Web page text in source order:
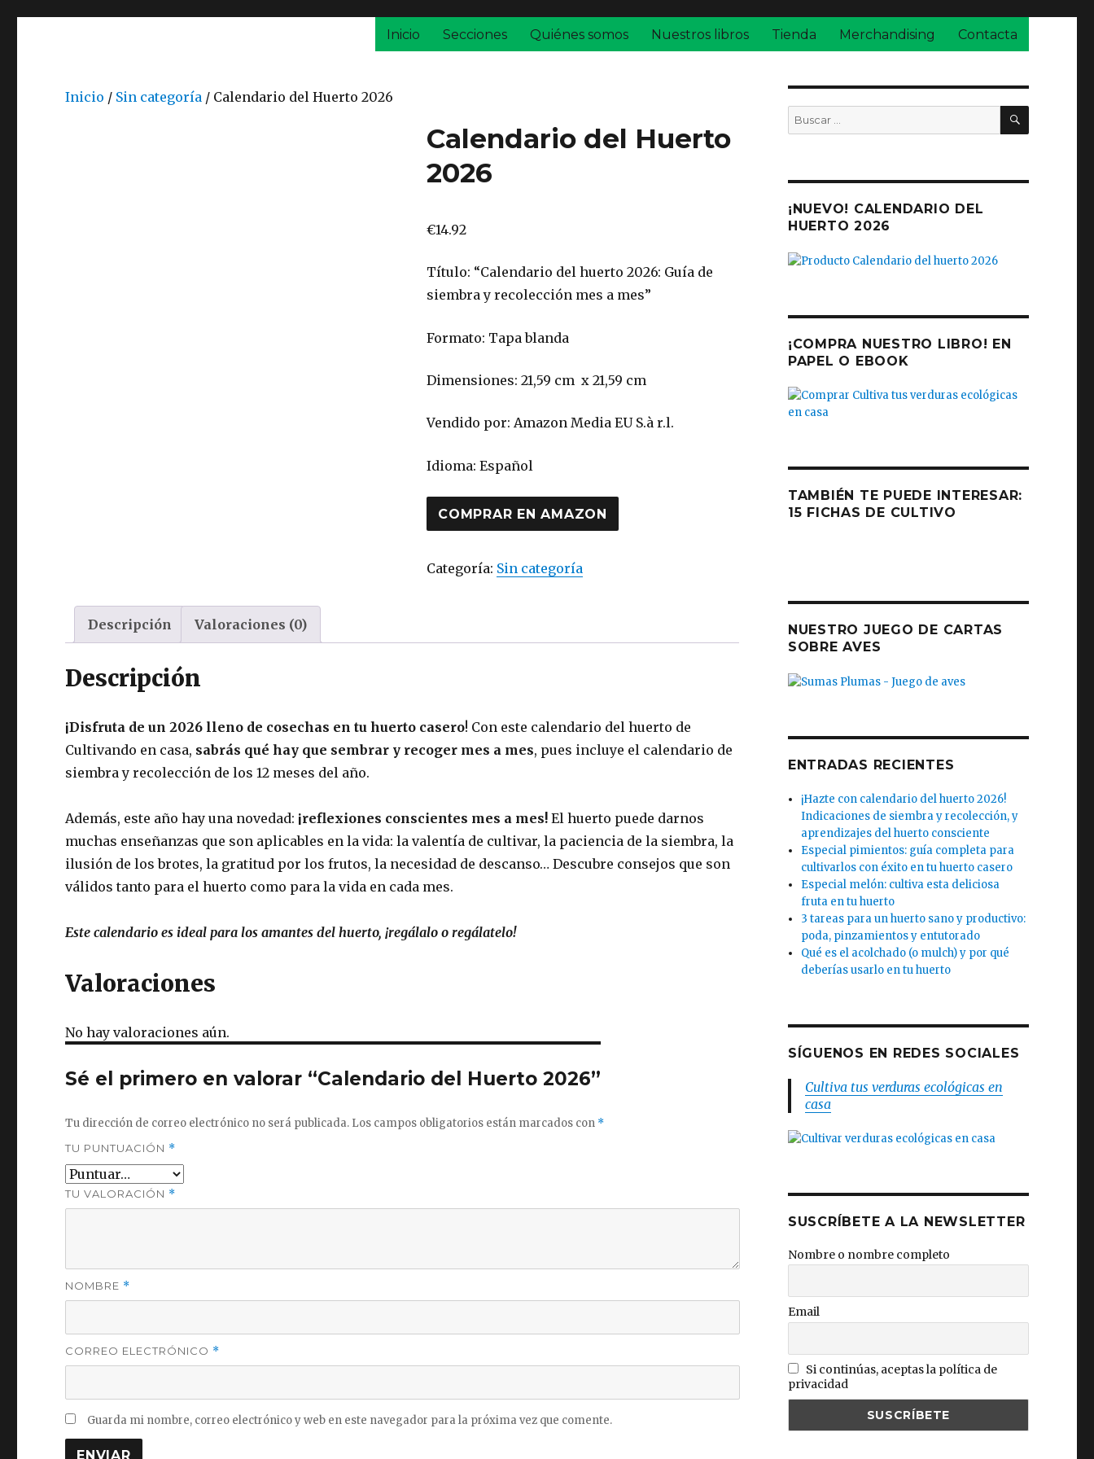
Inicio Secciones Quiénes somos Nuestros libros Tienda Merchandising Contacta
Inicio / Sin categoría / Calendario del Huerto 2026
Calendario del Huerto
2026
€14.92
Título: “Calendario del huerto 2026: Guía de
siembra y recolección mes a mes”
Formato: Tapa blanda
Dimensiones: 21,59 cm x 21,59 cm
Vendido por: Amazon Media EU S.à r.l.
Idioma: Español
COMPRAR EN AMAZON
Categoría: Sin categoría
Descripción Valoraciones (0)
Descripción
¡Disfruta de un 2026 lleno de cosechas en tu huerto casero! Con este calendario del huerto de
Cultivando en casa, sabrás qué hay que sembrar y recoger mes a mes, pues incluye el calendario de
siembra y recolección de los 12 meses del año.
Además, este año hay una novedad: ¡reflexiones conscientes mes a mes! El huerto puede darnos
muchas enseñanzas que son aplicables en la vida: la valentía de cultivar, la paciencia de la siembra, la
ilusión de los brotes, la gratitud por los frutos, la necesidad de descanso… Descubre consejos que son
válidos tanto para el huerto como para la vida en cada mes.
Este calendario es ideal para los amantes del huerto, ¡regálalo o regálatelo!
Valoraciones
No hay valoraciones aún.
Sé el primero en valorar “Calendario del Huerto 2026”
Tu dirección de correo electrónico no será publicada. Los campos obligatorios están marcados con *
TU PUNTUACIÓN *
TU VALORACIÓN *
NOMBRE *
CORREO ELECTRÓNICO *
Guarda mi nombre, correo electrónico y web en este navegador para la próxima vez que comente.
Buscar
por:
BUSCAR
¡NUEVO! CALENDARIO DEL
HUERTO 2026
¡COMPRA NUESTRO LIBRO! EN
PAPEL O EBOOK
TAMBIÉN TE PUEDE INTERESAR:
15 FICHAS DE CULTIVO
NUESTRO JUEGO DE CARTAS
SOBRE AVES
ENTRADAS RECIENTES
¡Hazte con calendario del huerto 2026!
Indicaciones de siembra y recolección, y
aprendizajes del huerto consciente
Especial pimientos: guía completa para
cultivarlos con éxito en tu huerto casero
Especial melón: cultiva esta deliciosa
fruta en tu huerto
3 tareas para un huerto sano y productivo:
poda, pinzamientos y entutorado
Qué es el acolchado (o mulch) y por qué
deberías usarlo en tu huerto
SÍGUENOS EN REDES SOCIALES
Cultiva tus verduras ecológicas en
casa
SUSCRÍBETE A LA NEWSLETTER
Nombre o nombre completo
Email
Si continúas, aceptas la política de
privacidad